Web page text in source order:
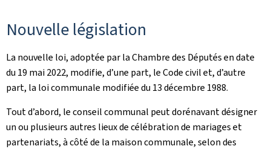
Nouvelle législation
La nouvelle loi, adoptée par la Chambre des Députés en date
du 19 mai 2022, modifie, d’une part, le Code civil et, d’autre
part, la loi communale modifiée du 13 décembre 1988.
Tout d’abord, le conseil communal peut dorénavant désigner
un ou plusieurs autres lieux de célébration de mariages et
partenariats, à côté de la maison communale, selon des